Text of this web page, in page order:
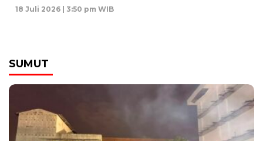
18 Juli 2026 | 3:50 pm WIB
SUMUT